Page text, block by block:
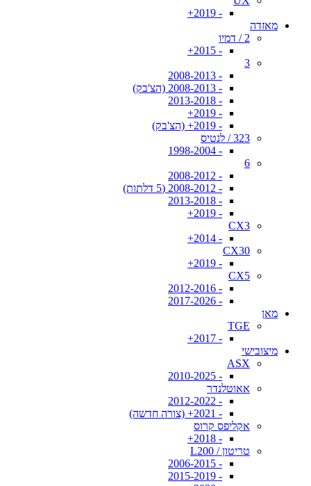
- 2019+
מאזדה
2 / דמיו
- 2015+
3
- 2008-2013
- 2008-2013 (הצ'בק)
- 2013-2018
- 2019+
- 2019+ (הצ'בק)
323 / לנטיס
- 1998-2004
6
- 2008-2012
- 2008-2012 (5 דלתות)
- 2013-2018
- 2019+
CX3
- 2014+
CX30
- 2019+
CX5
- 2012-2016
- 2017-2026
מאן
TGE
- 2017+
מיצובישי
ASX
- 2010-2025
אאוטלנדר
- 2012-2022
- 2021+ (צורה חדשה)
אקליפס קרוס
- 2018+
טריטון / L200
- 2006-2015
- 2015-2019